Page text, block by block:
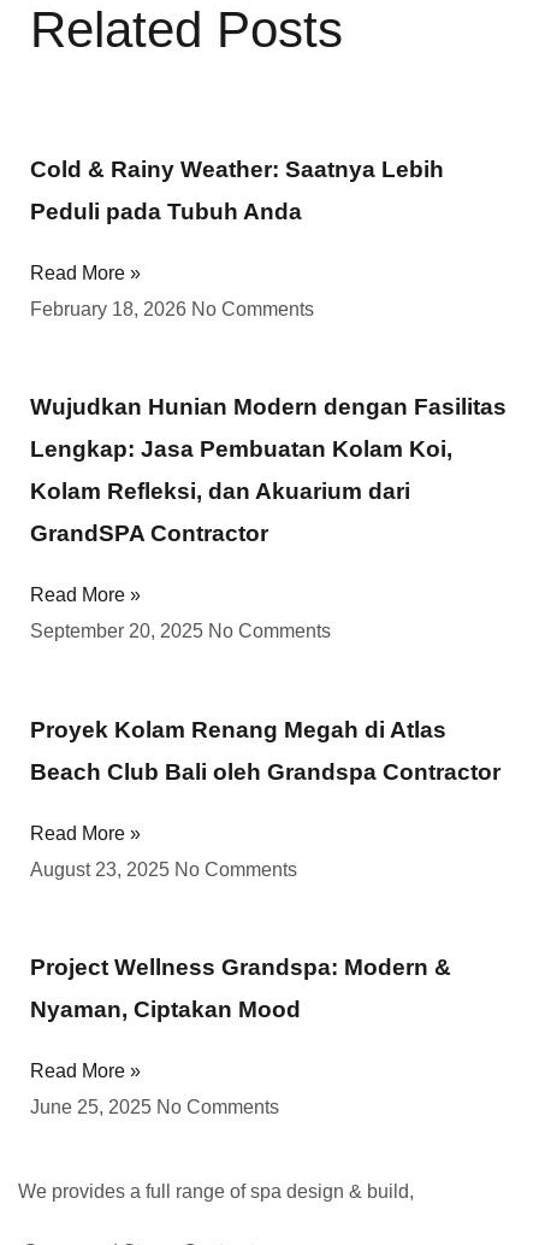
Related Posts
Cold & Rainy Weather: Saatnya Lebih
Peduli pada Tubuh Anda
Read More »
February 18, 2026 No Comments
Wujudkan Hunian Modern dengan Fasilitas
Lengkap: Jasa Pembuatan Kolam Koi,
Kolam Refleksi, dan Akuarium dari
GrandSPA Contractor
Read More »
September 20, 2025 No Comments
Proyek Kolam Renang Megah di Atlas
Beach Club Bali oleh Grandspa Contractor
Read More »
August 23, 2025 No Comments
Project Wellness Grandspa: Modern &
Nyaman, Ciptakan Mood
Read More »
June 25, 2025 No Comments
We provides a full range of spa design & build,